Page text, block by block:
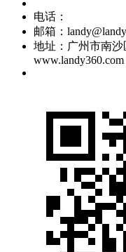
电话：
邮箱：
地址：广州市南沙
www.landy360.com